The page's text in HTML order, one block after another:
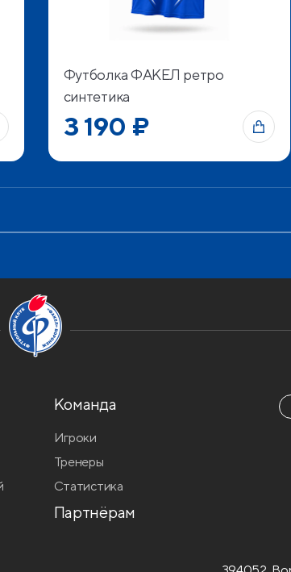
Футболка ФАКЕЛ ретро
синтетика
3 190 ₽
Команда
Игроки
Тренеры
Статистика
Партнёрам